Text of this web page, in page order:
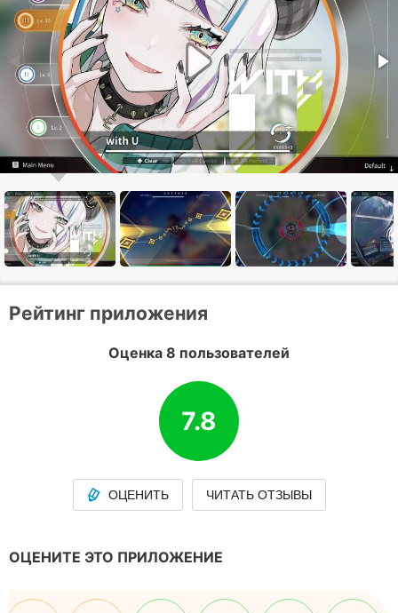
Рейтинг приложения
Оценка 8 пользователей
7.8
ОЦЕНИТЬ ЧИТАТЬ ОТЗЫВЫ
ОЦЕНИТЕ ЭТО ПРИЛОЖЕНИЕ